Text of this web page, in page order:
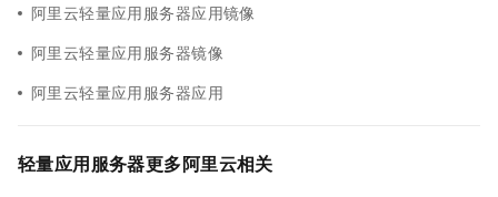
阿里云轻量应用服务器应用镜像
阿里云轻量应用服务器镜像
阿里云轻量应用服务器应用
轻量应用服务器更多阿里云相关